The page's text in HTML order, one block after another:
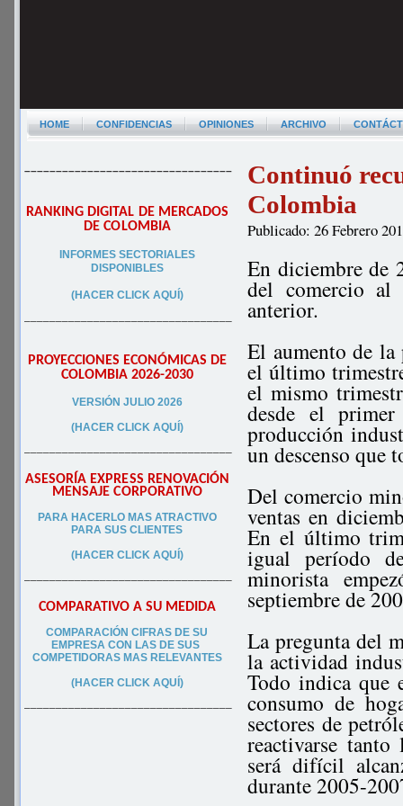
HOME CONFIDENCIAS OPINIONES ARCHIVO
–––––––––––––––––––––––––––––––––
RANKING DIGITAL DE MERCADOS
DE COLOMBIA
INFORMES SECTORIALES
DISPONIBLES
(HACER CLICK AQUÍ)
–––––––––––––––––––––––––––––––––
PROYECCIONES ECONÓMICAS DE
COLOMBIA 2026-2030
VERSIÓN JULIO 2026
(HACER CLICK AQUÍ)
–––––––––––––––––––––––––––––––––
ASESORÍA EXPRESS RENOVACIÓN
MENSAJE CORPORATIVO
PARA HACERLO MAS ATRACTIVO
PARA SUS CLIENTES
(HACER CLICK AQUÍ)
–––––––––––––––––––––––––––––––––
COMPARATIVO A SU MEDIDA
COMPARACIÓN CIFRAS DE SU
EMPRESA CON LAS DE SUS
COMPETIDORAS MAS RELEVANTES
(HACER CLICK AQUÍ)
–––––––––––––––––––––––––––––––––
Continuó
Colombia
Publicado: 26 Febrero
En diciembre de
del comercio al
anterior.
El aumento de
el último
el mismo
desde el
producción
un descenso que
Del comercio
ventas en
En el último
igual período
minorista
septiembre de
La pregunta del
la actividad
Todo indica que
consumo de
sectores de
reactivarse
será difícil
durante 2005-